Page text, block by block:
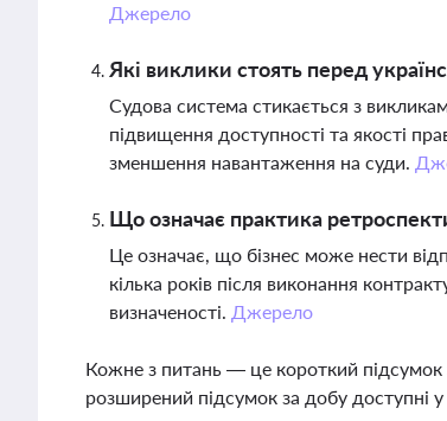
Джерело
Які виклики стоять перед
Судова система стикається з
підвищення доступності та якості
зменшення навантаження на суди.
Що означає практика
Це означає, що бізнес може нести
кілька років після виконання
визначеності. Джерело
Кожне з питань — це короткий підсумок
розширений підсумок за добу доступні у